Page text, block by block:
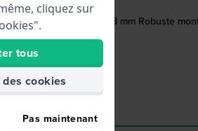
Sports Ani-Digi 38 mm Robuste
cliquez sur
tous
cookies
Pas maintenant